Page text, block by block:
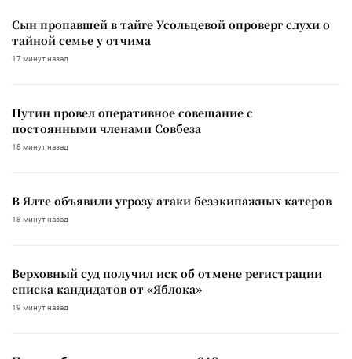
Сын пропавшей в тайге Усольцевой опроверг слухи о
тайной семье у отчима
17 минут назад
Путин провел оперативное совещание с
постоянными членами Совбеза
18 минут назад
В Ялте объявили угрозу атаки безэкипажных катеров
18 минут назад
Верховный суд получил иск об отмене регистрации
списка кандидатов от «Яблока»
19 минут назад